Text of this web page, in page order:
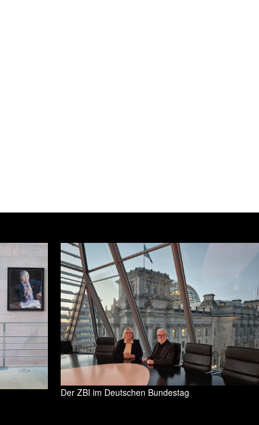
Der ZBI im Deutschen Bundestag